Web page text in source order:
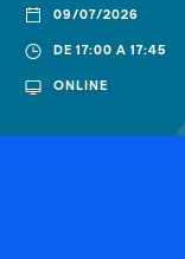
09/07/2026
DE 17:00 A 17:45
ONLINE